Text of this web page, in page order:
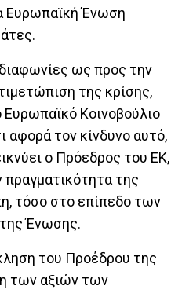
Ευρωπαϊκή Ένωση
ως προς την
της κρίσης,
Κοινοβούλιο
αφορά τον κίνδυνο αυτό,
ο Πρόεδρος του ΕΚ,
πραγματικότητα της
τόσο στο επίπεδο των
Ένωσης.
του Προέδρου της
των αξιών των